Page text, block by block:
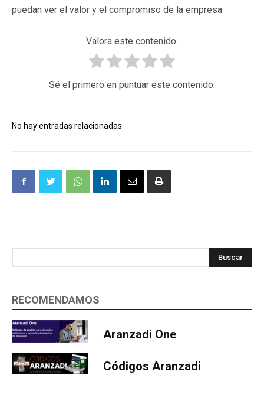
puedan ver el valor y el compromiso de la empresa.
Valora este contenido.
Sé el primero en puntuar este contenido.
No hay entradas relacionadas
Buscar
RECOMENDAMOS
Aranzadi One
Códigos Aranzadi